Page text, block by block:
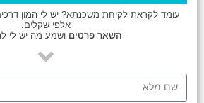
עומד לקראת לקיחת משכנתא? יש לי המון
אלפי שקלים.
השאר פרטים ושמע מה יש לי